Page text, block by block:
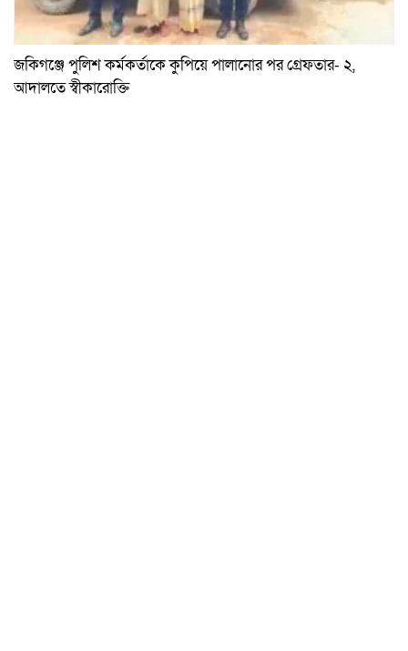
জকিগঞ্জে পুলিশ কর্মকর্তাকে কুপিয়ে পালানোর পর গ্রেফতার- ২,
আদালতে স্বীকারোক্তি